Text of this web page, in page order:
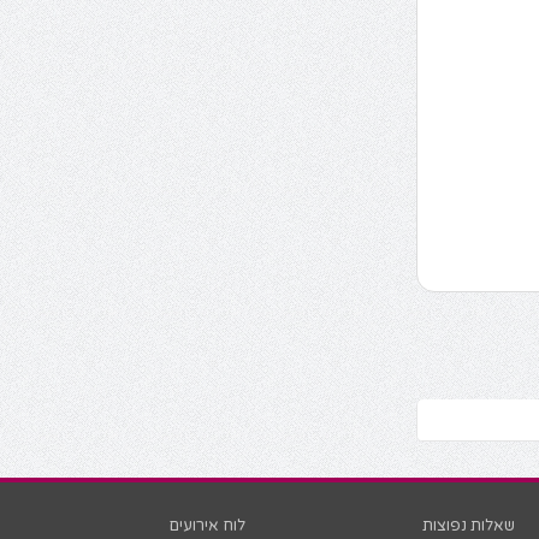
לוח אירועים שאלות נפוצות